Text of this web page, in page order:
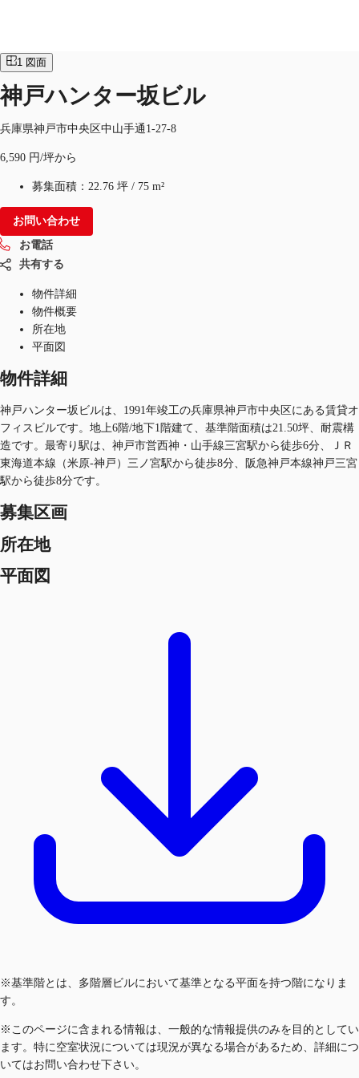
オフィス・事務所
地図検索
記事
仲介会社様はこちらへ
JP
お電話 お問合せ
1 図面
神戸ハンター坂ビル
兵庫県神戸市中央区中山手通1-27-8
6,590 円/坪から
募集面積： 22.76 坪 / 75 m²
お問い合わせ
お電話
共有する
物件詳細
物件概要
所在地
平面図
物件詳細
神戸ハンター坂ビルは、1991年竣工の兵庫県神戸市中央区にある賃貸オ
フィスビルです。地上6階/地下1階建て、基準階面積は21.50坪、耐震構
造です。最寄り駅は、神戸市営西神・山手線三宮駅から徒歩6分、ＪＲ
東海道本線（米原-神戸）三ノ宮駅から徒歩8分、阪急神戸本線神戸三宮
駅から徒歩8分です。
募集区画
所在地
平面図
※基準階とは、多階層ビルにおいて基準となる平面を持つ階になりま
す。
※このページに含まれる情報は、一般的な情報提供のみを目的としてい
ます。特に空室状況については現況が異なる場合があるため、詳細につ
いてはお問い合わせ下さい。